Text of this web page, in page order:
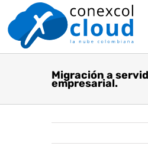
to
content
Migración a
empresarial.